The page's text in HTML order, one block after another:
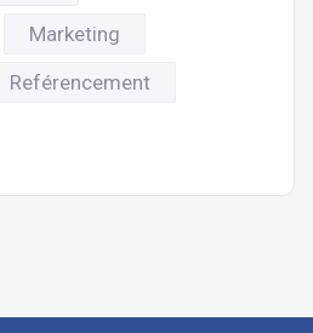
Marketing
Reférencement